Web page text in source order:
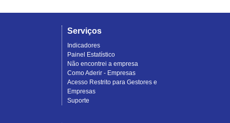
Serviços
Indicadores
Painel Estatístico
Não encontrei a empresa
Como Aderir - Empresas
Acesso Restrito para Gestores e
Empresas
Suporte